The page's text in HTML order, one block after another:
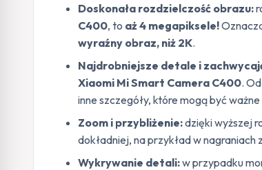
Doskonała rozdzielczość obrazu:
C400, to aż 4 megapiksele!
wyraźny obraz, niż 2K.
Najdrobniejsze detale i
Xiaomi Mi Smart Camera C400.
inne szczegóły, które mogą być
Zoom i przybliżenie:dzięki wyższej
dokładniej, na przykład w nagraniach
Wykrywanie detali:w przypadku